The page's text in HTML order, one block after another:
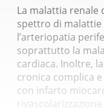
La malattia renale
spettro di malattie
l’arteriopatia
soprattutto la
cardiaca. Inoltre,
cronica complica
con infarto